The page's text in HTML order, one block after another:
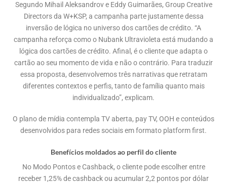
Segundo Mihail Aleksandrov e Eddy Guimarães, Group Creative
Directors da W+KSP, a campanha parte justamente dessa
inversão de lógica no universo dos cartões de crédito. “A
campanha reforça como o Nubank Ultravioleta está mudando a
lógica dos cartões de crédito. Afinal, é o cliente que adapta o
cartão ao seu momento de vida e não o contrário. Para traduzir
essa proposta, desenvolvemos três narrativas que retratam
diferentes contextos e perfis, tanto de família quanto mais
individualizado”, explicam.
O plano de mídia contempla TV aberta, pay TV, OOH e conteúdos
desenvolvidos para redes sociais em formato platform first.
Benefícios moldados ao perfil do cliente
No Modo Pontos e Cashback, o cliente pode escolher entre
receber 1,25% de cashback ou acumular 2,2 pontos por dólar